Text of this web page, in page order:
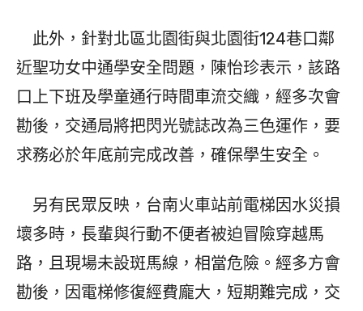
此外，針對北區北園街與北園街124巷口鄰
近聖功女中通學安全問題，陳怡珍表示，該路
口上下班及學童通行時間車流交織，經多次會
勘後，交通局將把閃光號誌改為三色運作，要
求務必於年底前完成改善，確保學生安全。
另有民眾反映，台南火車站前電梯因水災損
壞多時，長輩與行動不便者被迫冒險穿越馬
路，且現場未設斑馬線，相當危險。經多方會
勘後，因電梯修復經費龐大，短期難完成，交